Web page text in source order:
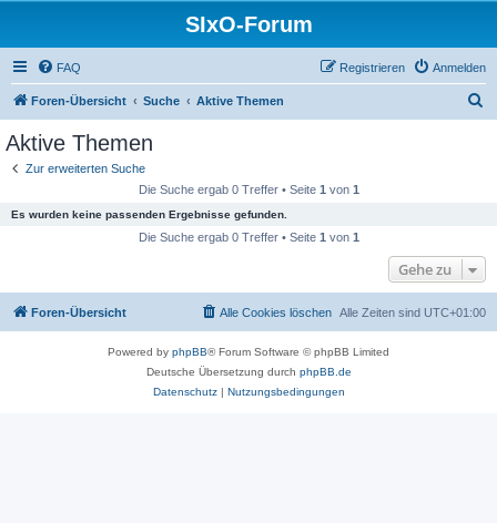
SIxO-Forum
FAQ Anmelden
Registrieren
Foren-Übersicht Suche Aktive Themen
Aktive Themen
Zur erweiterten Suche
Die Suche ergab 0 Treffer • Seite 1 von 1
Es wurden keine passenden Ergebnisse gefunden.
Die Suche ergab 0 Treffer • Seite 1 von 1
Gehe zu
Foren-Übersicht Alle Zeiten sind UTC+01:00
Alle Cookies löschen
Powered by phpBB® Forum Software © phpBB Limited
Deutsche Übersetzung durch phpBB.de
Datenschutz| Nutzungsbedingungen